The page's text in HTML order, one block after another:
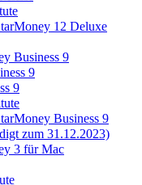
12 Deluxe
Business 9
9
9
Business 9
zum 31.12.2023)
3 für Mac